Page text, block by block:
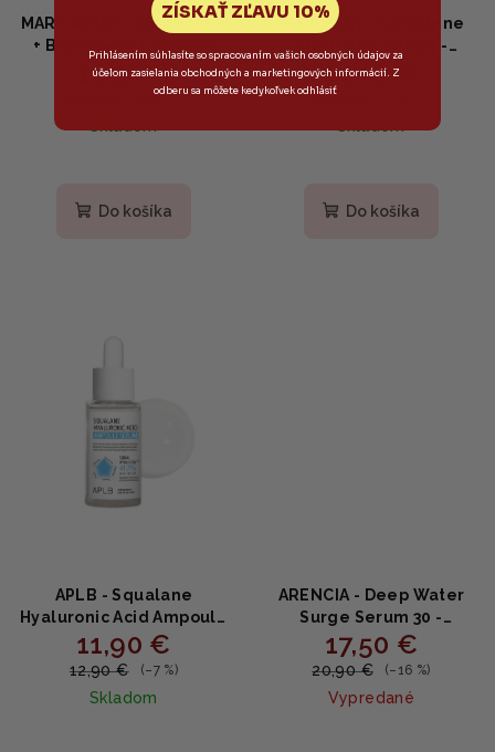
MARY & MAY - Idebenone
+ Blackberry Complex
Serum - Antioxidačné
sérum s idebenónom a
30ml
13,90 €
(–10 %)
Do košíka
APRILSKIN - Carrotene
Clarifying Serum -
Vyrovnávajúce sérum s
beta-karoténom 37 ml
21,07 €
25,50 €
Do košíka
APLB - Squalane
Hyaluronic Acid Ampoule
Serum - Hydratačné
ampulkové sérum so
squalánom a kyselinou
hyalurónovou 40 ml
11,90 €
12,90 € (–7 %)
Skladom
ARENCIA - Deep Water
Surge Serum 30 -
Intenzívne hydratačné
sérum s niacínamidom,
ceramidom a peptidmi
50ml
17,50 €
20,90 € (–16 %)
Vypredané
ZÍSKAŤ ZĽAVU 10%
Prihlásením súhlasíte so spracovaním vašich osobných údajov za
účelom zasielania obchodných a marketingových informácií. Z
odberu sa môžete kedykoľvek odhlásiť